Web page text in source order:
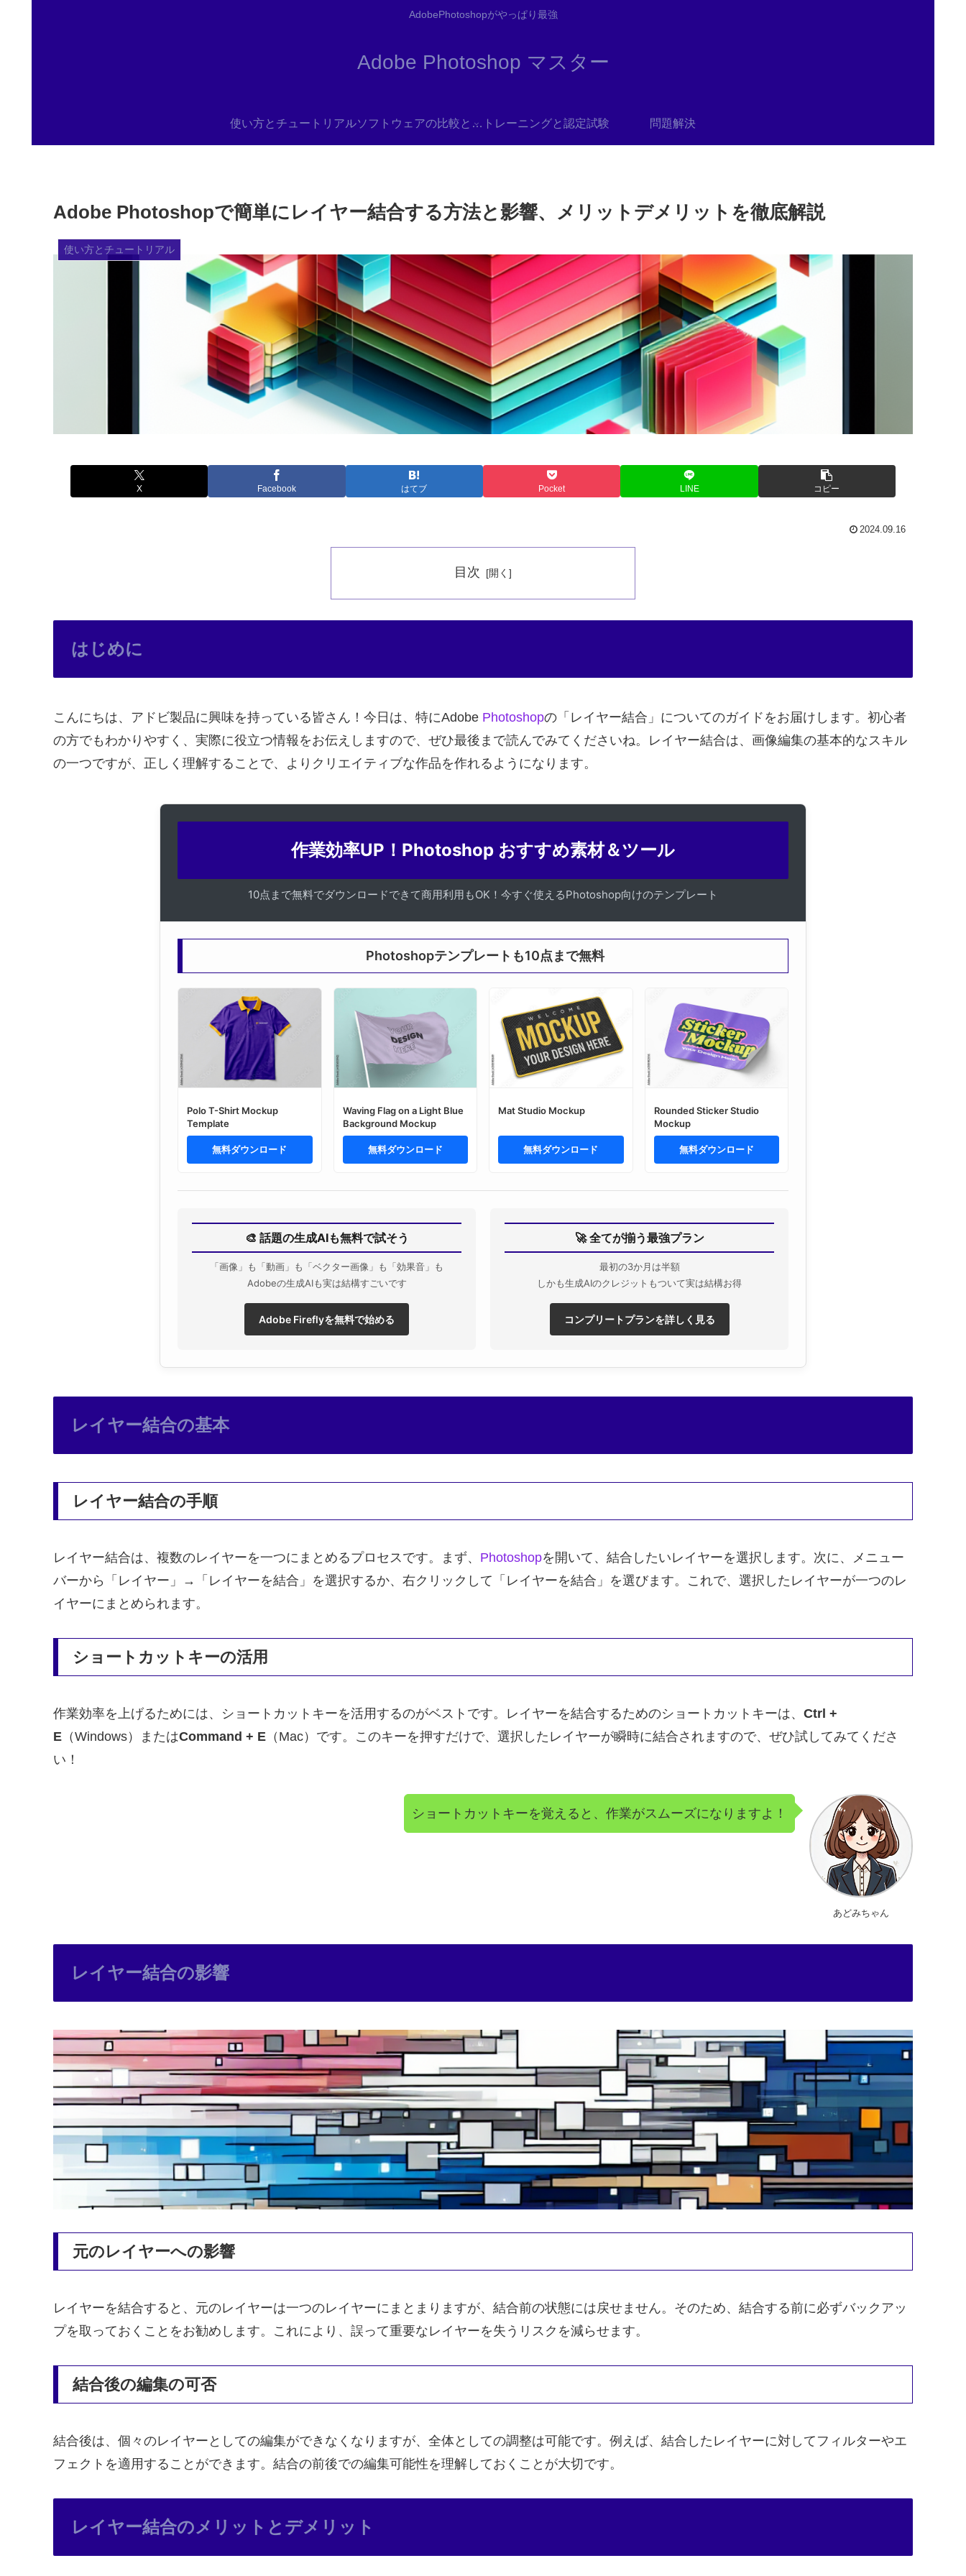
AdobePhotoshopがやっぱり最強
Adobe Photoshop マスター
使い方とチュートリアル ソフトウェアの比較と代替 トレーニングと認定試験 問題解決
Adobe Photoshopで簡単にレイヤー結合する方法と影響、メリットデメリットを徹底解説
使い方とチュートリアル
X Facebook はてブ Pocket LINE コピー
2024.09.16
目次
はじめに
こんにちは、アドビ製品に興味を持っている皆さん！今日は、特にAdobe Photoshopの「レイヤー結合」についてのガイドをお届けします。初心者
の方でもわかりやすく、実際に役立つ情報をお伝えしますので、ぜひ最後まで読んでみてくださいね。レイヤー結合は、画像編集の基本的なスキル
の一つですが、正しく理解することで、よりクリエイティブな作品を作れるようになります。
作業効率UP！Photoshop おすすめ素材＆ツール
10点まで無料でダウンロードできて商用利用もOK！今すぐ使えるPhotoshop向けのテンプレート
Photoshopテンプレートも10点まで無料
Polo T-Shirt Mockup
Template
無料ダウンロード
Waving Flag on a Light Blue
Background Mockup
無料ダウンロード
Mat Studio Mockup
無料ダウンロード
Rounded Sticker Studio
Mockup
無料ダウンロード
🎨 話題の生成AIも無料で試そう
「画像」も「動画」も「ベクター画像」も「効果音」も
Adobeの生成AIも実は結構すごいです
Adobe Fireflyを無料で始める
🚀 全てが揃う最強プラン
最初の3か月は半額
しかも生成AIのクレジットもついて実は結構お得
コンプリートプランを詳しく見る
レイヤー結合の基本
レイヤー結合の手順
レイヤー結合は、複数のレイヤーを一つにまとめるプロセスです。まず、 Photoshopを開いて、結合したいレイヤーを選択します。次に、メニュー
バーから「レイヤー」→「レイヤーを結合」を選択するか、右クリックして「レイヤーを結合」を選びます。これで、選択したレイヤーが一つのレ
イヤーにまとめられます。
ショートカットキーの活用
作業効率を上げるためには、ショートカットキーを活用するのがベストです。レイヤーを結合するためのショートカットキーは、 Ctrl +
E （Windows）またはCommand + E （Mac）です。このキーを押すだけで、選択したレイヤーが瞬時に結合されますので、ぜひ試してみてくださ
い！
あどみちゃん
ショートカットキーを覚えると、作業がスムーズになりますよ！
レイヤー結合の影響
元のレイヤーへの影響
レイヤーを結合すると、元のレイヤーは一つのレイヤーにまとまりますが、結合前の状態には戻せません。そのため、結合する前に必ずバックアッ
プを取っておくことをお勧めします。これにより、誤って重要なレイヤーを失うリスクを減らせます。
結合後の編集の可否
結合後は、個々のレイヤーとしての編集ができなくなりますが、全体としての調整は可能です。例えば、結合したレイヤーに対してフィルターやエ
フェクトを適用することができます。結合の前後での編集可能性を理解しておくことが大切です。
レイヤー結合のメリットとデメリット